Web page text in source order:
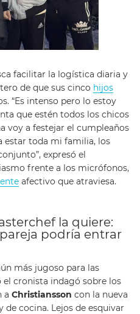
facilitar la logística diaria y
de que sus cinco hijos
“Es intenso pero lo estoy
que estén todos los chicos
voy a festejar el cumpleaños
estar toda mi familia, los
expresó el
frente a los micrófonos,
afectivo que atraviesa.
la quiere:
podría entrar
más jugoso para las
cronista indagó sobre los
a Christiansson con la nueva
cocina. Lejos de esquivar